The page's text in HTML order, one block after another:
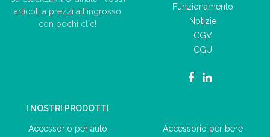
articoli a prezzi all'ingrosso
con pochi clic!
Funzionamento
Notizie
CGV
CGU
I NOSTRI PRODOTTI
Accessorio per auto
Accessorio per bere